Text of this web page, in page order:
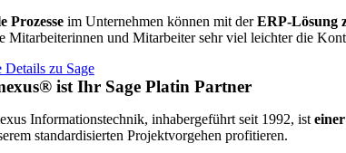
Prozesse im Unternehmen können mit derERP-Lösung
Mitarbeiterinnen und Mitarbeiter sehr viel leichter die
Details zu Sage
ist Ihr Sage Platin Partner
Informationstechnik, inhabergeführt seit 1992, ist
standardisierten Projektvorgehen profitieren.